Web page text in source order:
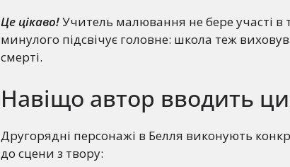
Це цікаво!Учитель малювання не бере участі в
минулого підсвічує головне: школа теж
смерті.
Навіщо автор вводить
Другорядні персонажі в Белля виконують
до сцени з твору: